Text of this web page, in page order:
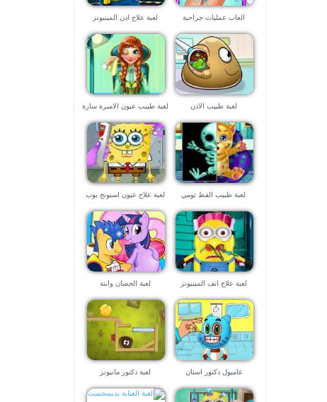
العاب عمليات جراحية لعبة علاج اذن المينيونز
لعبة طبيب الاذن لعبة طبيب عيون الاميرة سارة
لعبة طبيب القط تومي لعبة علاج عيون اسبونج بوب
لعبة علاج انف المينيونز لعبة الحصان وابنة
غامبول دكتور اسنان لعبة دكتور مانيونز